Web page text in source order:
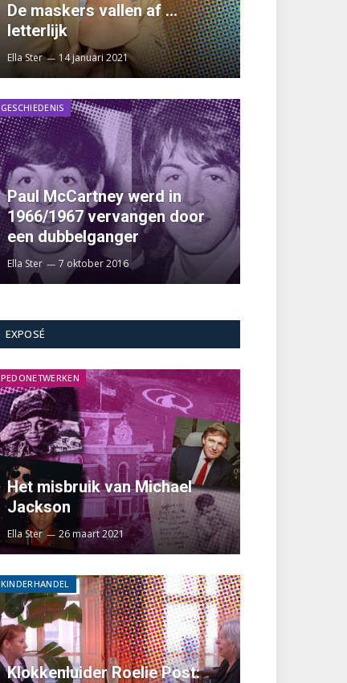
De maskers vallen af …
letterlijk
Ella Ster 14 januari 2021
GESCHIEDENIS
Paul McCartney werd in
1966/1967 vervangen door
een dubbelganger
Ella Ster 7 oktober 2016
EXPOSÉ
PEDONETWERKEN
Het misbruik van Michael
Jackson
Ella Ster 26 maart 2021
KINDERHANDEL
Klokkenluider Roelie Post: